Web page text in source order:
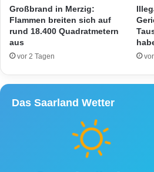
a
l
a
r
m
k
e
r
n
a
Großbrand in Merzig:
Flammen breiten sich auf
rund 18.400 Quadratmetern
aus
vor 2 Tagen
Das Saarland Wetter